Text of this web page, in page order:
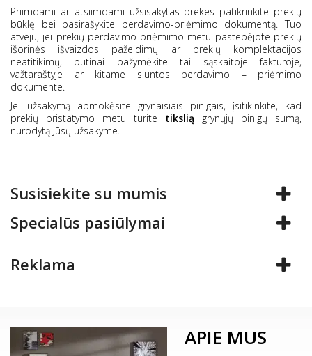
Priimdami ar atsiimdami užsisakytas prekes patikrinkite prekių
būklę bei pasirašykite perdavimo-priėmimo dokumentą. Tuo
atveju, jei prekių perdavimo-priėmimo metu pastebėjote prekių
išorinės išvaizdos pažeidimų ar prekių komplektacijos
neatitikimų, būtinai pažymėkite tai sąskaitoje faktūroje,
važtaraštyje ar kitame siuntos perdavimo – priėmimo
dokumente.
Jei užsakymą apmokėsite grynaisiais pinigais, įsitikinkite, kad
prekių pristatymo metu turite tikslią grynųjų pinigų sumą,
nurodytą Jūsų užsakyme.
Susisiekite su mumis
Specialūs pasiūlymai
Reklama
APIE MUS